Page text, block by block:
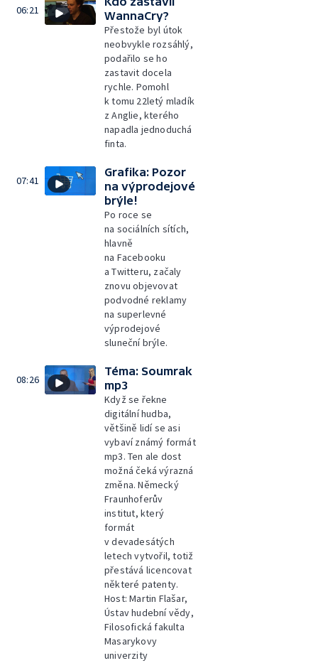
06:21
WannaCry?
Přestože byl útok
neobvykle rozsáhlý,
podařilo se ho
zastavit docela
rychle. Pomohl
k tomu 22letý mladík
z Anglie, kterého
napadla jednoduchá
finta.
07:41
Grafika: Pozor
na výprodejové
brýle!
Po roce se
na sociálních sítích,
hlavně
na Facebooku
a Twitteru, začaly
znovu objevovat
podvodné reklamy
na superlevné
výprodejové
sluneční brýle.
08:26
Téma: Soumrak
mp3
Když se řekne
digitální hudba,
většině lidí se asi
vybaví známý formát
mp3. Ten ale dost
možná čeká výrazná
změna. Německý
Fraunhoferův
institut, který
formát
v devadesátých
letech vytvořil, totiž
přestává licencovat
některé patenty.
Host: Martin Flašar,
Ústav hudební vědy,
Filosofická fakulta
Masarykovy
univerzity